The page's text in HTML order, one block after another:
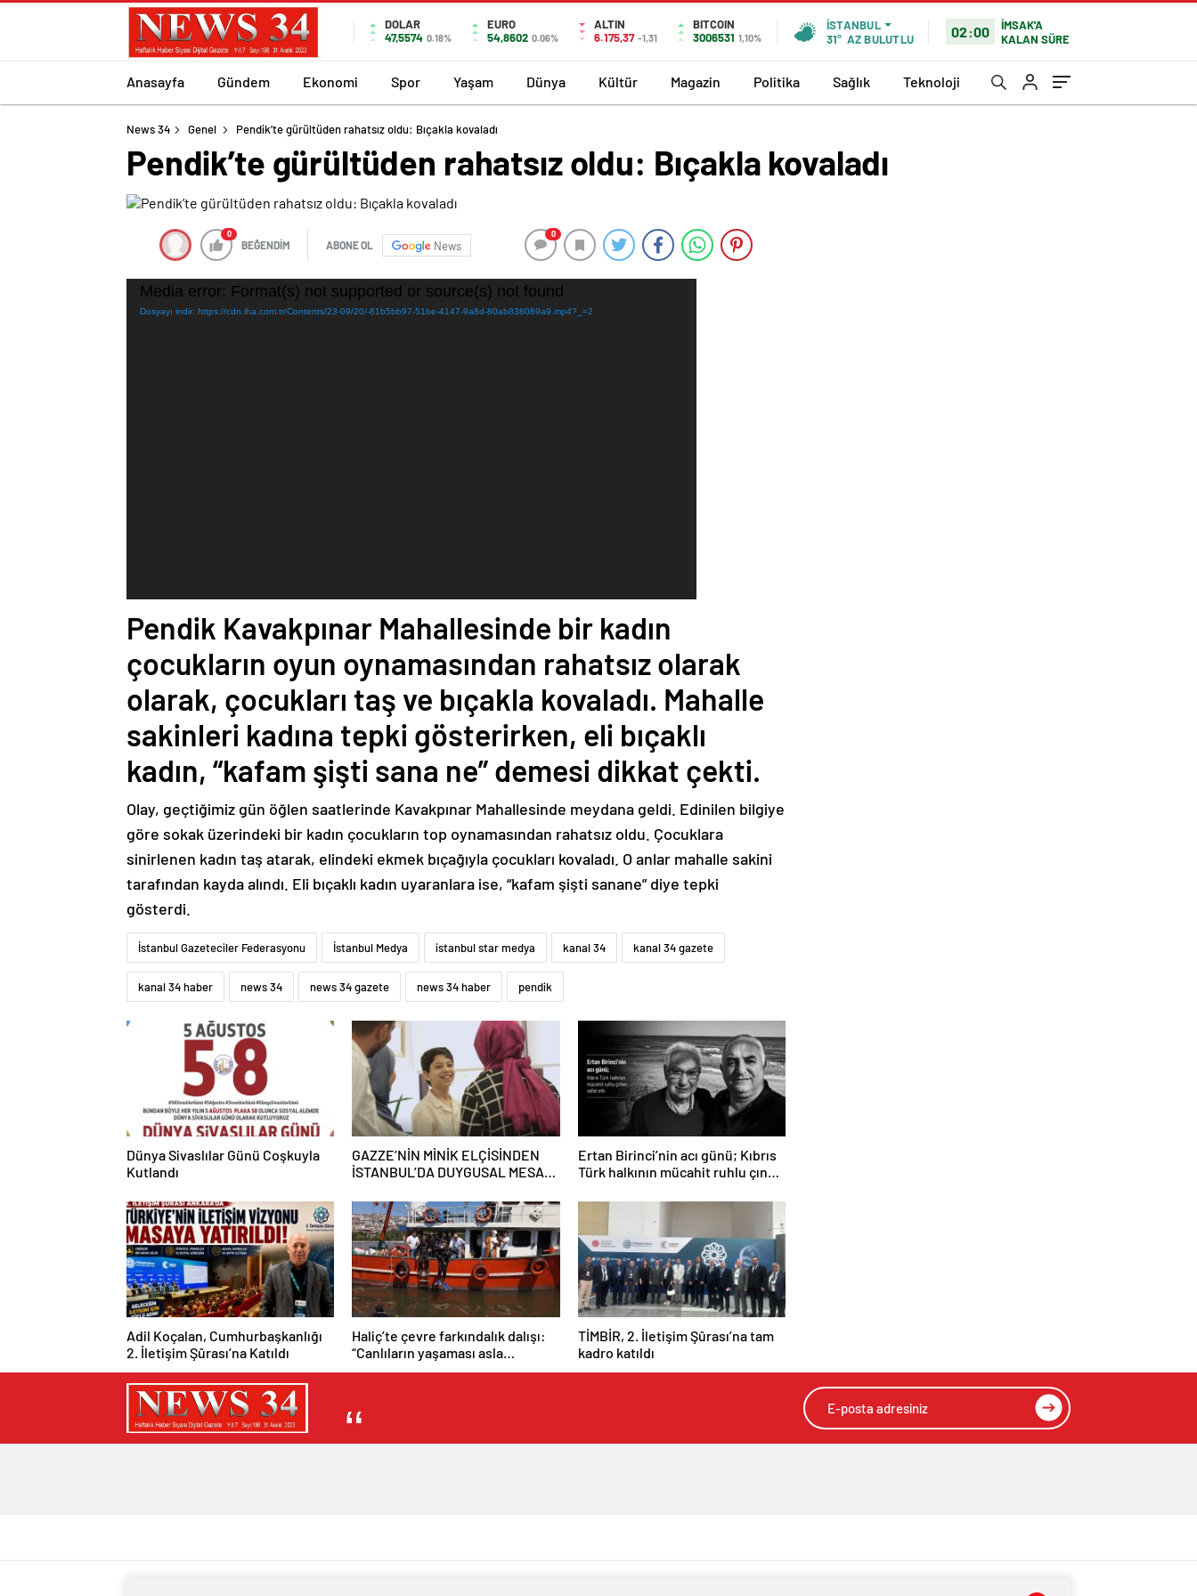
DOLAR
47,5574 0.18%
EURO
54,8602 0.06%
ALTIN
6.175,37 -1,31
BITCOIN
3006531 1,10%
İSTANBUL
31° AZ BULUTLU 02:00
İMSAK'A
KALAN SÜRE
Anasayfa Gündem Ekonomi Spor Yaşam Dünya Kültür Magazin Politika Sağlık Teknoloji
News 34 Genel Pendik’te gürültüden rahatsız oldu: Bıçakla kovaladı
Pendik’te gürültüden rahatsız oldu: Bıçakla kovaladı
0
BEĞENDİM ABONE OL News
0
Video
Media error: Format(s) not supported or source(s) not found
Dosyayı indir: https://cdn.iha.com.tr/Contents/23-09/20/-81b5bb97-51be-4147-9a8d-80ab838089a9.mp4?_=2
Pendik Kavakpınar Mahallesinde bir kadın
çocukların oyun oynamasından rahatsız olarak
olarak, çocukları taş ve bıçakla kovaladı. Mahalle
sakinleri kadına tepki gösterirken, eli bıçaklı
kadın, “kafam şişti sana ne” demesi dikkat çekti.
Olay, geçtiğimiz gün öğlen saatlerinde Kavakpınar Mahallesinde meydana geldi. Edinilen bilgiye
göre sokak üzerindeki bir kadın çocukların top oynamasından rahatsız oldu. Çocuklara
sinirlenen kadın taş atarak, elindeki ekmek bıçağıyla çocukları kovaladı. O anlar mahalle sakini
tarafından kayda alındı. Eli bıçaklı kadın uyaranlara ise, “kafam şişti sanane” diye tepki
gösterdi.
İstanbul Gazeteciler Federasyonu İstanbul Medya istanbul star medya kanal 34 kanal 34 gazete
kanal 34 haber news 34 news 34 gazete news 34 haber pendik
Dünya Sivaslılar Günü Coşkuyla
Kutlandı
GAZZE’NİN MİNİK ELÇİSİNDEN
İSTANBUL’DA DUYGUSAL MESAJ:
Ertan Birinci’nin acı günü; Kıbrıs
Türk halkının mücahit ruhlu çınarı
Adil Koçalan, Cumhurbaşkanlığı
2. İletişim Şûrası’na Katıldı
Haliç’te çevre farkındalık dalışı:
“Canlıların yaşaması asla
mümkün değil”
TİMBİR, 2. İletişim Şûrası’na tam
kadro katıldı